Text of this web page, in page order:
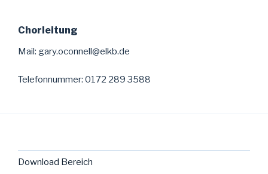
Chorleitung
Mail: gary.oconnell@elkb.de
Telefonnummer: 0172 289 3588
Download Bereich